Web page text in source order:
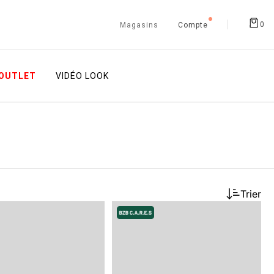
Magasins Compte 0
VIDÉO LOOK
Trier